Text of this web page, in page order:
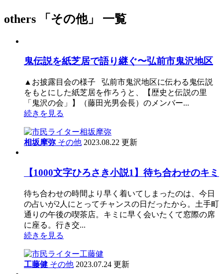
others 「その他」 一覧
鬼伝説を紙芝居で語り継ぐ〜弘前市鬼沢地区
▲お披露目会の様子 弘前市鬼沢地区に伝わる鬼伝説
をもとにした紙芝居を作ろうと、【歴史と伝説の里
「鬼沢の会」】（藤田光男会長）のメンバー...
続きを見る
相坂摩弥 その他 2023.08.22 更新
【1000文字ひろさき小説1】待ち合わせのキミ
待ち合わせの時間より早く着いてしまったのは、今日
の占いが2人にとってチャンスの日だったから。土手町
通りの午後の喫茶店。キミに早く会いたくて窓際の席
に座る。行き交...
続きを見る
工藤健 その他 2023.07.24 更新